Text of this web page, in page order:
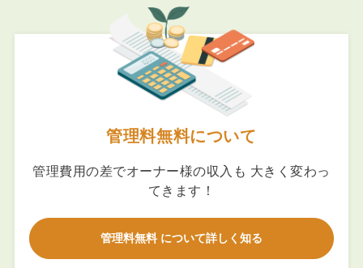
管理料無料について
管理費用の差でオーナー様の収入も 大きく変わっ
てきます！
管理料無料 について詳しく知る